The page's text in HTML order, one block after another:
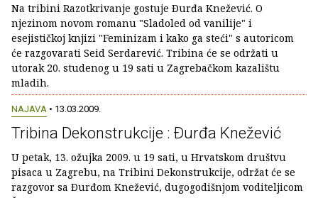
Na tribini Razotkrivanje gostuje Ðurđa Knežević. O
njezinom novom romanu "Sladoled od vanilije" i
esejističkoj knjizi "Feminizam i kako ga steći" s autoricom
će razgovarati Seid Serdarević. Tribina će se održati u
utorak 20. studenog u 19 sati u Zagrebačkom kazalištu
mladih.
NAJAVA • 13.03.2009.
Tribina Dekonstrukcije : Ðurđa Knežević
U petak, 13. ožujka 2009. u 19 sati, u Hrvatskom društvu
pisaca u Zagrebu, na Tribini Dekonstrukcije, održat će se
razgovor sa Ðurđom Knežević, dugogodišnjom voditeljicom